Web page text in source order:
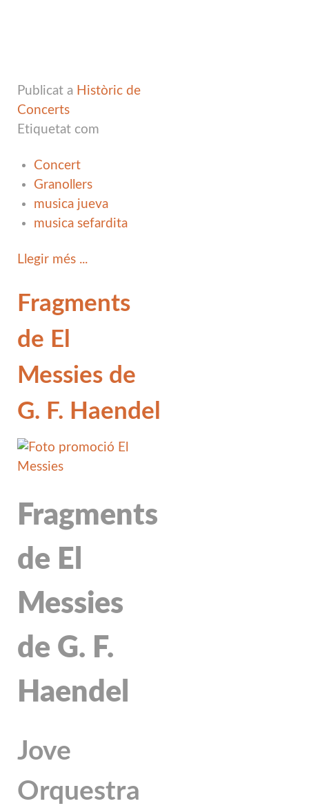
Publicat a Històric de
Concerts
Etiquetat com
Concert
Granollers
musica jueva
musica sefardita
Llegir més ...
Fragments
de El
Messies de
G. F. Haendel
Fragments
de El
Messies
de G. F.
Haendel
Jove
Orquestra